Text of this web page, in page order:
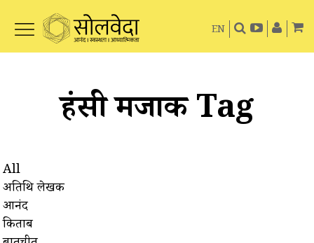
EN
हंसी मजाक Tag
All
अतिथि लेखक
आनंद
किताबें